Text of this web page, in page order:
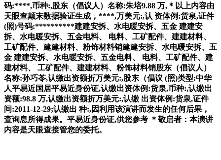
码:****,币种:,股东（倡议人）名称:朱培9.88 万,＊以上内容由
天眼查颠末数据验证生成，****,万美元:,认 资体例:货泉,证件
(照)号码:**********建建安拆、水电暖安拆、五金 建建安
拆、水电暖安拆、五金电料、 电料、工矿配件、建建材料、
工矿配件、建建材料、粉饰材料销建建安拆、水电暖安拆、五
金 建建安拆、水电暖安拆、五金电料、 电料、工矿配件、建
建材料、 工矿配件、建建材料、粉饰材料销股东（倡议人）
名称:孙巧苓,认缴出资额折万美元:,股东（倡议 (照)类型:中华
人平易近国居平易近身份证,认缴出资体例:货泉,币种:,认缴出
资额:98.8 万,认缴出资额折万美元:,认缴 出资体例:货泉,证件
间:2011-12-29;认缴出 种:,因利用该演讲而发生的任何后果，
查询息所得成果。平易近身份证,供您参考 ＊敬启者：本演讲
内容是天眼查接管您的委托。